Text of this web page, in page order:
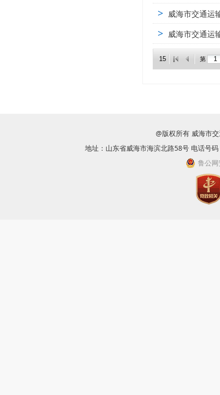
> 威海市交通运
> 威海市交通运
第
@版权所有 威海市
地址：山东省威海市海滨北路58号 电话号
鲁公